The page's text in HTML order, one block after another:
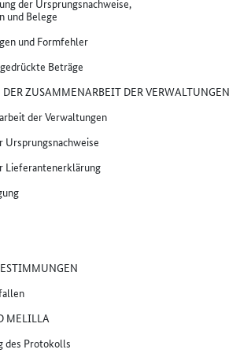
der Ursprungsnachweise,
und Belege
und Formfehler
Beträge
ZUSAMMENARBEIT DER VERWALTUNGEN
der Verwaltungen
Ursprungsnachweise
Lieferantenerklärung
MELILLA
des Protokolls